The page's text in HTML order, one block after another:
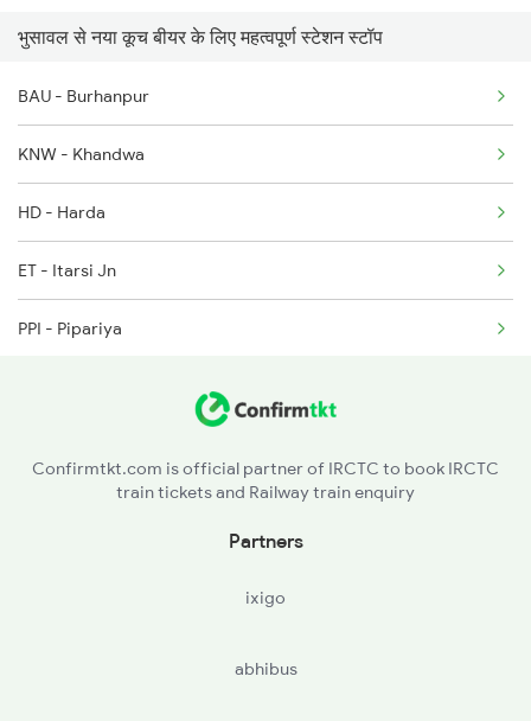
17032 Mumbai Exp
15903 Dbrg Cdg Exp
1255 Csmt Ghy Spl
2249 Sbc Ntsk Special
2250 Ntsk Sbc Special
2345 Hwh Ghy Special
भुसावल से नया कूच बीयर के लिए महत्वपूर्ण स्टेशन स्टॉप
BAU - Burhanpur
KNW - Khandwa
HD - Harda
ET - Itarsi Jn
PPI - Pipariya
Confirmtkt.com is official partner of IRCTC to book IRCTC
train tickets and Railway train enquiry
Partners
ixigo
abhibus